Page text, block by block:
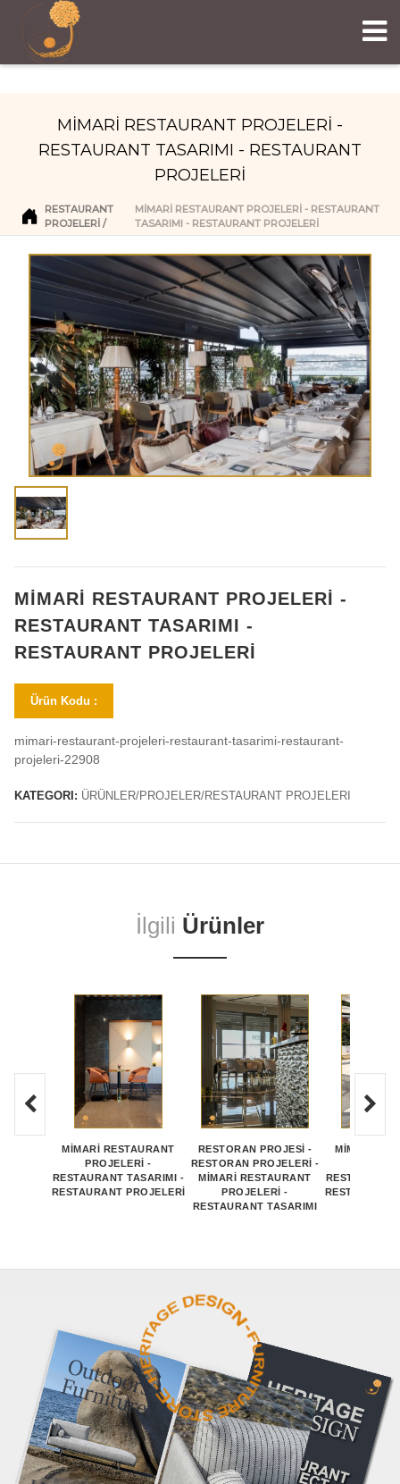
MİMARİ RESTAURANT PROJELERİ -
RESTAURANT TASARIMI - RESTAURANT
PROJELERİ
RESTAURANT
PROJELERI
MİMARİ RESTAURANT PROJELERİ - RESTAURANT
TASARIMI - RESTAURANT PROJELERİ
MİMARİ RESTAURANT PROJELERİ -
RESTAURANT TASARIMI -
RESTAURANT PROJELERİ
Ürün Kodu :
mimari-restaurant-projeleri-restaurant-tasarimi-restaurant-
projeleri-22908
KATEGORI: ÜRÜNLER/PROJELER/RESTAURANT PROJELERI
İlgili Ürünler
MİMARİ RESTAURANT
PROJELERİ -
RESTAURANT TASARIMI -
RESTAURANT PROJELERİ
RESTORAN PROJESİ -
RESTORAN PROJELERİ -
MİMARİ RESTAURANT
PROJELERİ -
RESTAURANT TASARIMI
MİMARİ
RESTAURANT